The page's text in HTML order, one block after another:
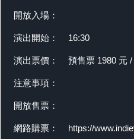
開放入場：
演出開始： 16:30
演出票價： 預售票 1980 元
注意事項：
開放售票：
網路購票： https://